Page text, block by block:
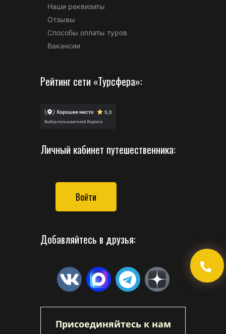
Наши реквизиты
Отзывы
Способы оплаты туров
Вакансии
Рейтинг сети «Турсфера»:
Личный кабинет путешественника:
Войти
Добавляйтесь в друзья:
Присоединяйтесь к нам